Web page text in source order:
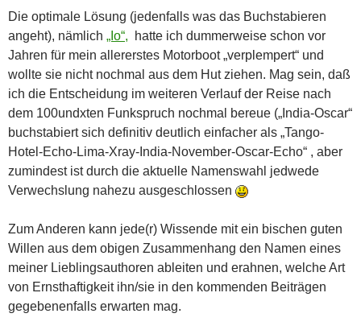
Die optimale Lösung (jedenfalls was das Buchstabieren
angeht), nämlich „Io“, hatte ich dummerweise schon vor
Jahren für mein allererstes Motorboot „verplempert“ und
wollte sie nicht nochmal aus dem Hut ziehen. Mag sein, daß
ich die Entscheidung im weiteren Verlauf der Reise nach
dem 100undxten Funkspruch nochmal bereue („India-Oscar“
buchstabiert sich definitiv deutlich einfacher als „Tango-
Hotel-Echo-Lima-Xray-India-November-Oscar-Echo“ , aber
zumindest ist durch die aktuelle Namenswahl jedwede
Verwechslung nahezu ausgeschlossen
Zum Anderen kann jede(r) Wissende mit ein bischen guten
Willen aus dem obigen Zusammenhang den Namen eines
meiner Lieblingsauthoren ableiten und erahnen, welche Art
von Ernsthaftigkeit ihn/sie in den kommenden Beiträgen
gegebenenfalls erwarten mag.